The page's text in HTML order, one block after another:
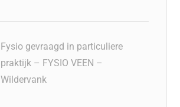
Fysio gevraagd in particuliere
praktijk – FYSIO VEEN –
Wildervank